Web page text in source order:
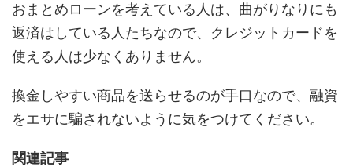
おまとめローンを考えている人は、曲がりなりにも
返済はしている人たちなので、クレジットカードを
使える人は少なくありません。
換金しやすい商品を送らせるのが手口なので、融資
をエサに騙されないように気をつけてください。
関連記事